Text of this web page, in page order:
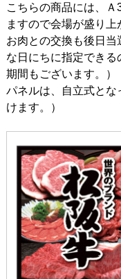
こちらの商品には、
ますので会場が盛り上
お肉との交換も後日当
な日にちに指定でき
期間もございます。）
パネルは、自立式と
けます。）